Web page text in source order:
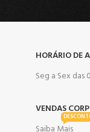
HORÁRIO DE
Seg a Sex das
VENDAS